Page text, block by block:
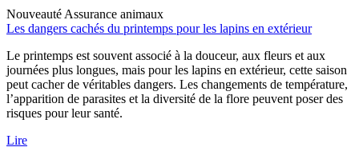
Nouveauté Assurance animaux
Les dangers cachés du printemps pour les lapins en extérieur
Le printemps est souvent associé à la douceur, aux fleurs et aux
journées plus longues, mais pour les lapins en extérieur, cette saison
peut cacher de véritables dangers. Les changements de température,
l’apparition de parasites et la diversité de la flore peuvent poser des
risques pour leur santé.
Lire